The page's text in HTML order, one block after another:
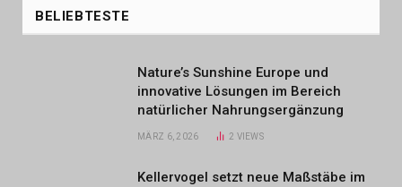
BELIEBTESTE
Nature’s Sunshine Europe und
innovative Lösungen im Bereich
natürlicher Nahrungsergänzung
MÄRZ 6, 2026 2 VIEWS
Kellervogel setzt neue Maßstäbe im